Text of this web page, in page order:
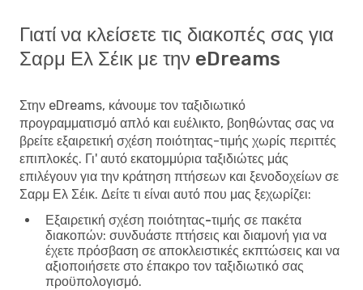
Γιατί να κλείσετε τις διακοπές σας για
Σαρμ Ελ Σέικ με την eDreams
Στην eDreams, κάνουμε τον ταξιδιωτικό
προγραμματισμό απλό και ευέλικτο, βοηθώντας σας να
βρείτε εξαιρετική σχέση ποιότητας-τιμής χωρίς περιττές
επιπλοκές. Γι' αυτό εκατομμύρια ταξιδιώτες μάς
επιλέγουν για την κράτηση πτήσεων και ξενοδοχείων σε
Σαρμ Ελ Σέικ. Δείτε τι είναι αυτό που μας ξεχωρίζει:
Εξαιρετική σχέση ποιότητας-τιμής σε πακέτα
διακοπών: συνδυάστε πτήσεις και διαμονή για να
έχετε πρόσβαση σε αποκλειστικές εκπτώσεις και να
αξιοποιήσετε στο έπακρο τον ταξιδιωτικό σας
προϋπολογισμό.